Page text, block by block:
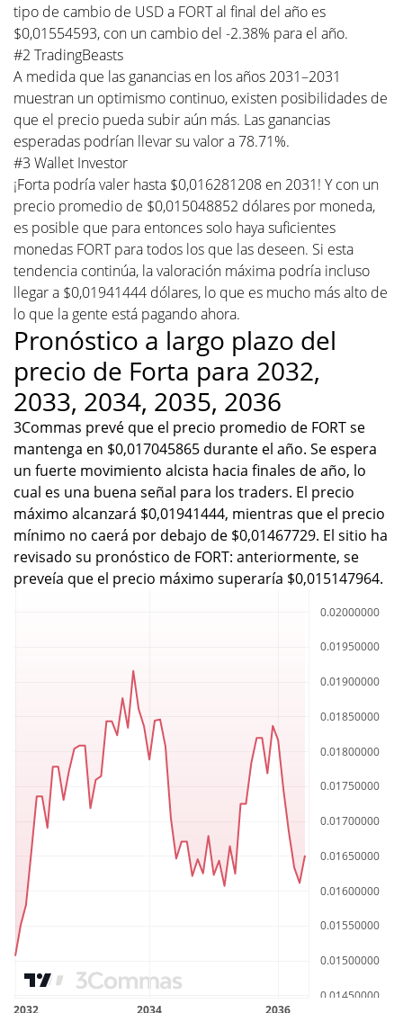
tipo de cambio de USD a FORT al final del año es
$0,01554593, con un cambio del -2.38% para el año.
#2 TradingBeasts
A medida que las ganancias en los años 2031–2031
muestran un optimismo continuo, existen posibilidades de
que el precio pueda subir aún más. Las ganancias
esperadas podrían llevar su valor a 78.71%.
#3 Wallet Investor
¡Forta podría valer hasta $0,016281208 en 2031! Y con un
precio promedio de $0,015048852 dólares por moneda,
es posible que para entonces solo haya suficientes
monedas FORT para todos los que las deseen. Si esta
tendencia continúa, la valoración máxima podría incluso
llegar a $0,01941444 dólares, lo que es mucho más alto de
lo que la gente está pagando ahora.
Pronóstico a largo plazo del
precio de Forta para 2032,
2033, 2034, 2035, 2036
3Commas prevé que el precio promedio de FORT se
mantenga en $0,017045865 durante el año. Se espera
un fuerte movimiento alcista hacia finales de año, lo
cual es una buena señal para los traders. El precio
máximo alcanzará $0,01941444, mientras que el precio
mínimo no caerá por debajo de $0,01467729. El sitio ha
revisado su pronóstico de FORT: anteriormente, se
preveía que el precio máximo superaría $0,015147964.